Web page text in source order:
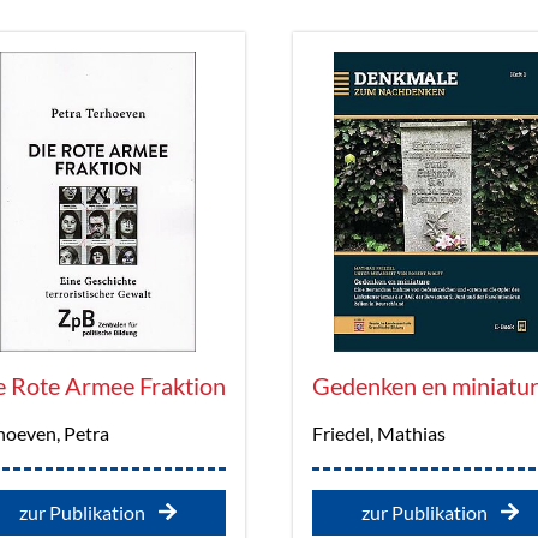
Rote Armee Fraktion
Petra
zur Publikation
Gedenken en
Friedel, Mathias
zur Publikation